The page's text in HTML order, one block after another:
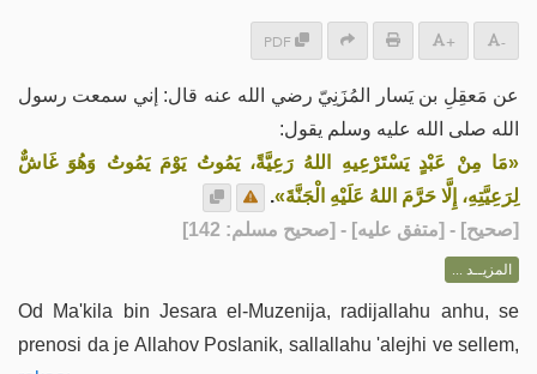
PDF + -
عن مَعقِلِ بن يَسار المُزَنِيّ رضي الله عنه قال: إني سمعت رسول
الله صلى الله عليه وسلم يقول:
«مَا مِنْ عَبْدٍ يَسْتَرْعِيهِ اللهُ رَعِيَّةً، يَمُوتُ يَوْمَ يَمُوتُ وَهُوَ غَاشٌّ
لِرَعِيَّتِهِ، إِلَّا حَرَّمَ اللهُ عَلَيْهِ الْجَنَّةَ».
[صحيح] - [متفق عليه] - [صحيح مسلم: 142]
المزيــد ...
Od Ma'kila bin Jesara el-Muzenija, radijallahu anhu, se
prenosi da je Allahov Poslanik, sallallahu 'alejhi ve sellem,